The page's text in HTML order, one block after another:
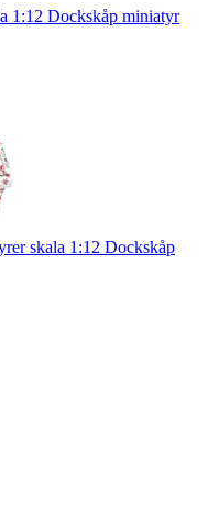
1:12 Dockskåp miniatyr
skala 1:12 Dockskåp